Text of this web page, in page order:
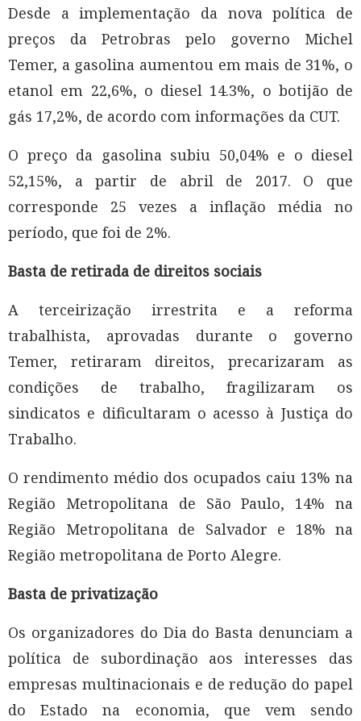
Desde a implementação da nova política de
preços da Petrobras pelo governo Michel
Temer, a gasolina aumentou em mais de 31%, o
etanol em 22,6%, o diesel 14.3%, o botijão de
gás 17,2%, de acordo com informações da CUT.
O preço da gasolina subiu 50,04% e o diesel
52,15%, a partir de abril de 2017. O que
corresponde 25 vezes a inflação média no
período, que foi de 2%.
Basta de retirada de direitos sociais
A terceirização irrestrita e a reforma
trabalhista, aprovadas durante o governo
Temer, retiraram direitos, precarizaram as
condições de trabalho, fragilizaram os
sindicatos e dificultaram o acesso à Justiça do
Trabalho.
O rendimento médio dos ocupados caiu 13% na
Região Metropolitana de São Paulo, 14% na
Região Metropolitana de Salvador e 18% na
Região metropolitana de Porto Alegre.
Basta de privatização
Os organizadores do Dia do Basta denunciam a
política de subordinação aos interesses das
empresas multinacionais e de redução do papel
do Estado na economia, que vem sendo